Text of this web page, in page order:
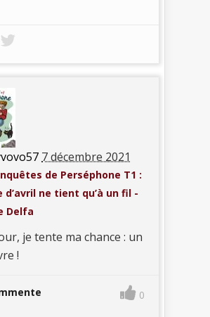
7 décembre 2021
de Perséphone T1 :
d’avril ne tient qu’à un fil -
Delfa
je tente ma chance : un
!
0